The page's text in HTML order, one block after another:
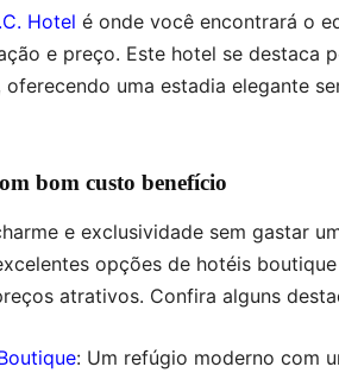
Hotel é onde você encontrará o
e preço. Este hotel se destaca
uma estadia elegante
bom custo benefício
e exclusividade sem gastar
opções de hotéis
atrativos. Confira alguns
: Um refúgio moderno com